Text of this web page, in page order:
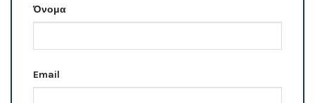
Όνομα
Email